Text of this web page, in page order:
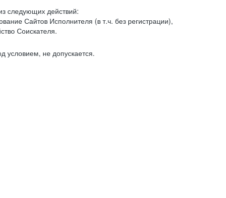
следующих действий:
Сайтов Исполнителя (в т.ч. без регистрации),
Соискателя.
условием, не допускается.